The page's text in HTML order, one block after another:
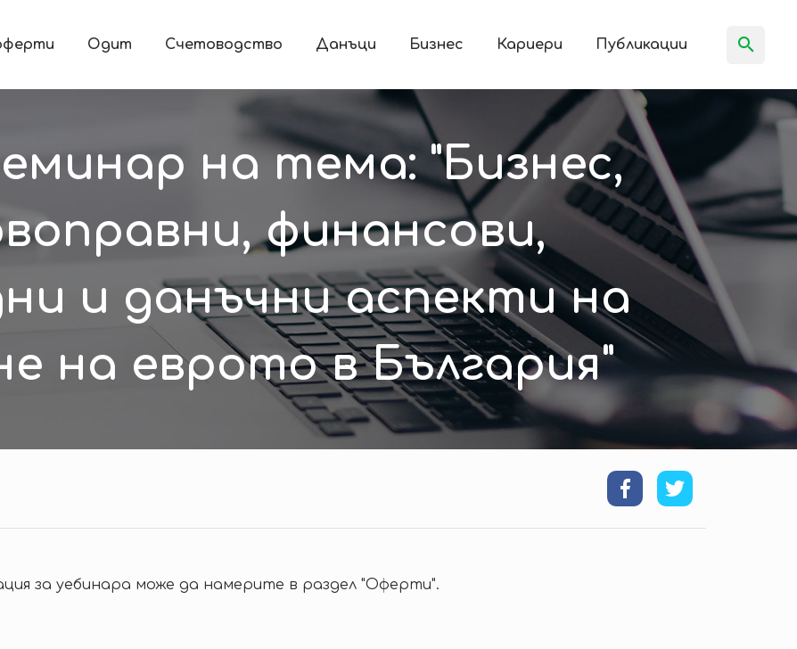
Одит Счетоводство Данъци Бизнес Кариери Публикации
на тема: "Бизнес,
финансови,
и данъчни аспекти на
на еврото в България"
за уебинара може да намерите в раздел "Оферти".